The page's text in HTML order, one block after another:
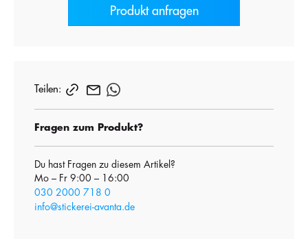
Produkt anfragen
Teilen:
Fragen zum Produkt?
Du hast Fragen zu diesem Artikel?
Mo – Fr 9:00 – 16:00
030 2000 718 0
info@stickerei-avanta.de